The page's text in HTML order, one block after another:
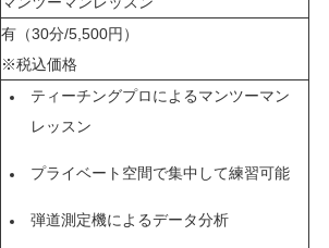
有（30分/5,500円）
※税込価格
ティーチングプロによるマンツーマン
レッスン
プライベート空間で集中して練習可能
弾道測定機によるデータ分析